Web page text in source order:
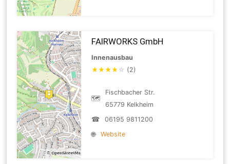
FAIRWORKS GmbH
Innenausbau
★★★★ ☆ (2)
🗺
Fischbacher Str.
65779 Kelkheim
☎
06195 9811200
🌐
Website